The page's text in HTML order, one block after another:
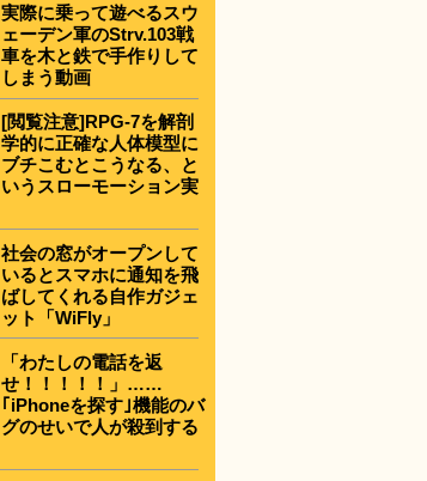
実際に乗って遊べるスウ
ェーデン軍のStrv.103戦
車を木と鉄で手作りして
しまう動画
[閲覧注意]RPG-7を解剖
学的に正確な人体模型に
ブチこむとこうなる、と
いうスローモーション実
社会の窓がオープンして
いるとスマホに通知を飛
ばしてくれる自作ガジェ
ット「WiFly」
「わたしの電話を返
せ！！！！！」……
｢iPhoneを探す｣機能のバ
グのせいで人が殺到する